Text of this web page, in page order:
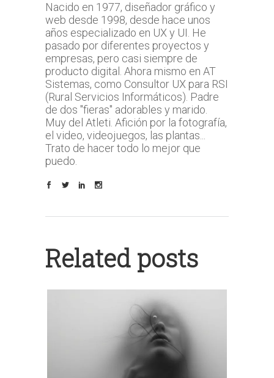
Nacido en 1977, diseñador gráfico y
web desde 1998, desde hace unos
años especializado en UX y UI. He
pasado por diferentes proyectos y
empresas, pero casi siempre de
producto digital. Ahora mismo en AT
Sistemas, como Consultor UX para RSI
(Rural Servicios Informáticos). Padre
de dos "fieras" adorables y marido.
Muy del Atleti. Afición por la fotografía,
el video, videojuegos, las plantas...
Trato de hacer todo lo mejor que
puedo.
Related posts